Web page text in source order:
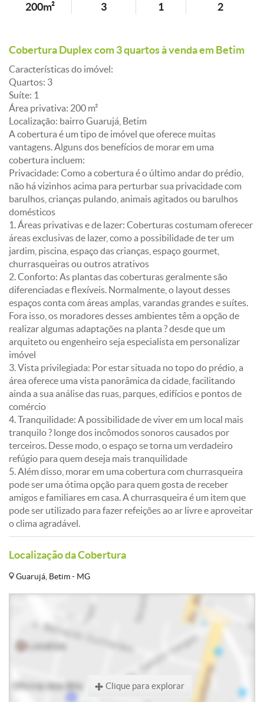
200m² 3 1 2
Cobertura Duplex com 3 quartos à venda em Betim
Características do imóvel:
Quartos: 3
Suíte: 1
Área privativa: 200 m²
Localização: bairro Guarujá, Betim
A cobertura é um tipo de imóvel que oferece muitas
vantagens. Alguns dos benefícios de morar em uma
cobertura incluem:
Privacidade: Como a cobertura é o último andar do prédio,
não há vizinhos acima para perturbar sua privacidade com
barulhos, crianças pulando, animais agitados ou barulhos
domésticos
1. Áreas privativas e de lazer: Coberturas costumam oferecer
áreas exclusivas de lazer, como a possibilidade de ter um
jardim, piscina, espaço das crianças, espaço gourmet,
churrasqueiras ou outros atrativos
2. Conforto: As plantas das coberturas geralmente são
diferenciadas e flexíveis. Normalmente, o layout desses
espaços conta com áreas amplas, varandas grandes e suítes.
Fora isso, os moradores desses ambientes têm a opção de
realizar algumas adaptações na planta ? desde que um
arquiteto ou engenheiro seja especialista em personalizar
imóvel
3. Vista privilegiada: Por estar situada no topo do prédio, a
área oferece uma vista panorâmica da cidade, facilitando
ainda a sua análise das ruas, parques, edifícios e pontos de
comércio
4. Tranquilidade: A possibilidade de viver em um local mais
tranquilo ? longe dos incômodos sonoros causados por
terceiros. Desse modo, o espaço se torna um verdadeiro
refúgio para quem deseja mais tranquilidade
5. Além disso, morar em uma cobertura com churrasqueira
pode ser uma ótima opção para quem gosta de receber
amigos e familiares em casa. A churrasqueira é um item que
pode ser utilizado para fazer refeições ao ar livre e aproveitar
o clima agradável.
Localização da Cobertura
Guarujá, Betim - MG
Clique para explorar